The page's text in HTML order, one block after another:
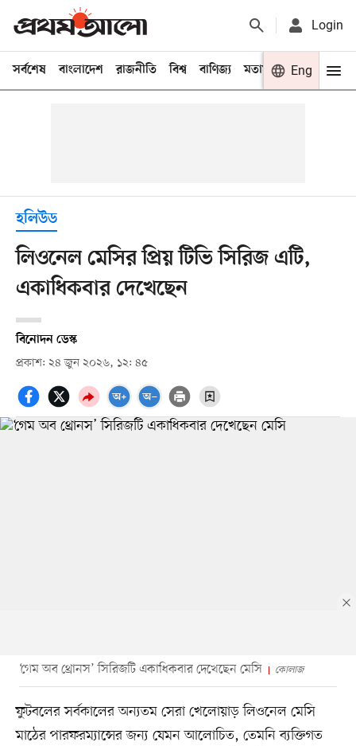
Login
সর্বশেষ বাংলাদেশ রাজনীতি বিশ্ব বাণিজ্য মতামত খেলা
Eng
হলিউড
লিওনেল মেসির প্রিয় টিভি সিরিজ এটি,
একাধিকবার দেখেছেন
বিনোদন ডেস্ক
প্রকাশ: ২৪ জুন ২০২৬, ১২: ৪৫
‘গেম অব থ্রোনস’ সিরিজটি একাধিকবার দেখেছেন মেসি কোলাজ
ফুটবলের সর্বকালের অন্যতম সেরা খেলোয়াড় লিওনেল মেসি
মাঠের পারফরম্যান্সের জন্য যেমন আলোচিত, তেমনি ব্যক্তিগত